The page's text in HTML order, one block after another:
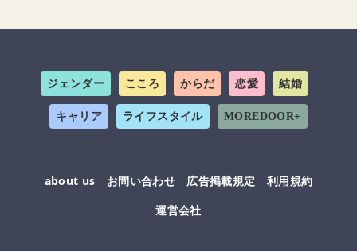
ジェンダー こころ からだ 恋愛 結婚
キャリア ライフスタイル MOREDOOR+
about us お問い合わせ 広告掲載規定
利用規約
運営会社